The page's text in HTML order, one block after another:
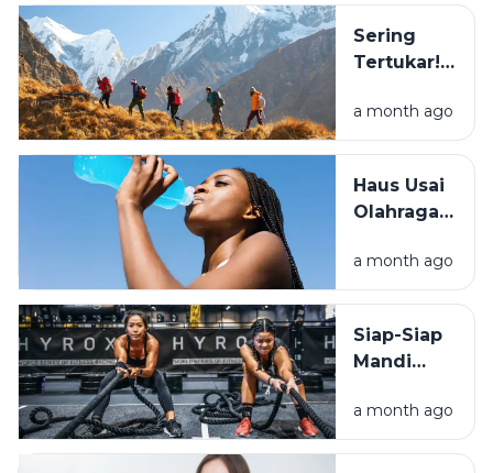
Cocok
Buat
Sering
Tertukar!
Perbedaan
Hiking dan
yang
Wajib
a month ago
Haus Usai
Olahraga?
Beda Air
Biasa dan
Elektrolit
a month ago
Siap-Siap
Mandi
Ini Alasan
Kenapa
a month ago